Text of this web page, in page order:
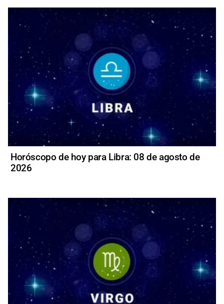
Horóscopo de hoy para Libra: 08 de agosto de
2026